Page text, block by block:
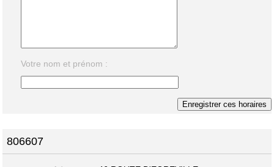
Votre nom et prénom :
806607